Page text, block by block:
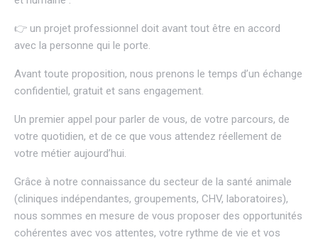
👉 un projet professionnel doit avant tout être en accord
avec la personne qui le porte.
Avant toute proposition, nous prenons le temps d’un échange
confidentiel, gratuit et sans engagement.
Un premier appel pour parler de vous, de votre parcours, de
votre quotidien, et de ce que vous attendez réellement de
votre métier aujourd’hui.
Grâce à notre connaissance du secteur de la santé animale
(cliniques indépendantes, groupements, CHV, laboratoires),
nous sommes en mesure de vous proposer des opportunités
cohérentes avec vos attentes, votre rythme de vie et vos